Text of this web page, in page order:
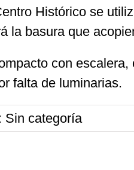
Histórico se
la basura que
con
falta de luminarias.
Sin categoría